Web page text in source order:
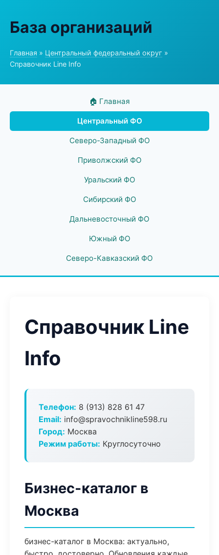
База организаций
Главная » Центральный федеральный округ »
Справочник Line Info
🏠 Главная
Центральный ФО
Северо-Западный ФО
Приволжский ФО
Уральский ФО
Сибирский ФО
Дальневосточный ФО
Южный ФО
Северо-Кавказский ФО
Справочник Line
Info
Телефон: 8 (913) 828 61 47
Email: info@spravochnikline598.ru
Город: Москва
Режим работы: Круглосуточно
Бизнес-каталог в
Москва
бизнес-каталог в Москва: актуально,